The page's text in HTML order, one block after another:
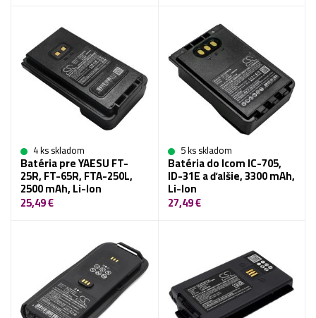
4 ks skladom
Batéria pre YAESU FT-
25R, FT-65R, FTA-250L,
2500 mAh, Li-Ion
25,49 €
5 ks skladom
Batéria do Icom IC-705,
ID-31E a ďalšie, 3300 mAh,
Li-Ion
27,49 €